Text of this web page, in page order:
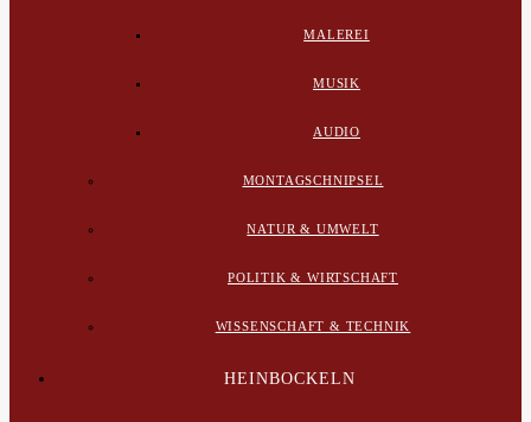
MALEREI
MUSIK
AUDIO
MONTAGSCHNIPSEL
NATUR & UMWELT
POLITIK & WIRTSCHAFT
WISSENSCHAFT & TECHNIK
HEINBOCKELN